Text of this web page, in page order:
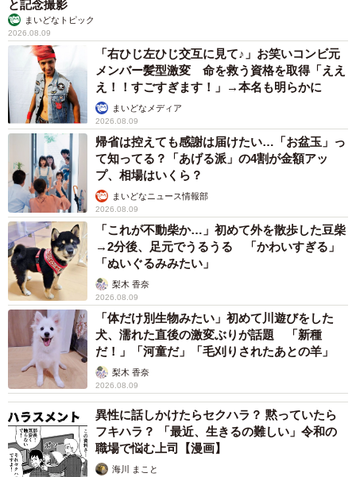
と記念撮影
まいどなトピック
2026.08.09
「右ひじ左ひじ交互に見て♪」お笑いコンビ元
メンバー髪型激変 命を救う資格を取得「ええ
え！！すごすぎます！」→本名も明らかに
まいどなメディア
2026.08.09
帰省は控えても感謝は届けたい…「お盆玉」っ
て知ってる？「あげる派」の4割が金額アッ
プ、相場はいくら？
まいどなニュース情報部
2026.08.09
「これが不動柴か…」初めて外を散歩した豆柴
→2分後、足元でうるうる 「かわいすぎる」
「ぬいぐるみみたい」
梨木 香奈
2026.08.09
「体だけ別生物みたい」初めて川遊びをした
犬、濡れた直後の激変ぶりが話題 「新種
だ！」「河童だ」「毛刈りされたあとの羊」
梨木 香奈
2026.08.09
異性に話しかけたらセクハラ？ 黙っていたら
フキハラ？ 「最近、生きるの難しい」令和の
職場で悩む上司【漫画】
海川 まこと